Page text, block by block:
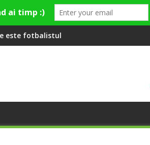
diplome care a învățat româna la 2
Compania de Apă